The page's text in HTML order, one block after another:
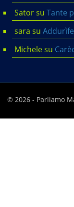
Satorsu Tante
sara su
Michelesu
© 2026 - Parliamo